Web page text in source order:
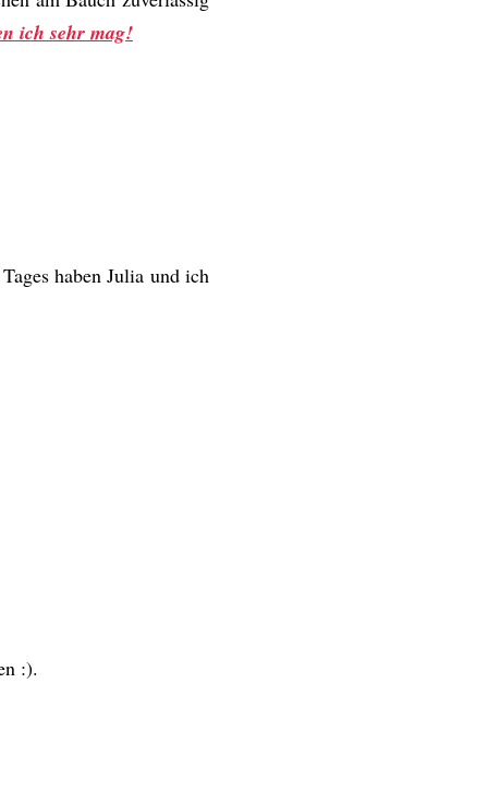
ich sehr mag!
haben Julia und ich
:).